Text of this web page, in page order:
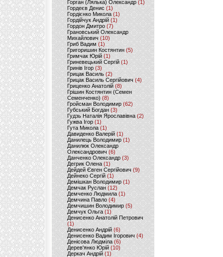
Горган (Лялька) Олександр(1)
Гордеєв Денис (1)
Гордієнко Микола (1)
Гордійчук Андрій (1)
Гордон Дмитро (7)
Грановський Олександр
Михайлович (10)
Гриб Вадим (1)
Григоришин Костянтин (5)
Гримчак Юрій(1)
Гриневецький Сергій(1)
Гринів Ігор (3)
Грицак Василь (2)
Грицак Василь Сергійович (4)
Гриценко Анатолій (8)
Грішин Костянтин (Семен
Семенченко)(8)
Гройсман Володимир(62)
Губський Богдан (3)
Гудзь Наталія Ярославівна(2)
Гужва Ігор (1)
Гута Микола (1)
Давиденко Валерій (1)
Данилець Володимир(1)
Данилюк Олександр
Олександрович (6)
Данченко Олександр (3)
Дегрик Олена(1)
Дейдей Євген Сергійович(9)
Дейнеко Сергій (1)
Демішкан Володимир(1)
Демчак Руслан (12)
Демченко Людмила (1)
Демчина Павло (4)
Демчишин Володимир (5)
Демчук Ольга(1)
Денисенко Анатолій Петрович
(1)
Денисенко Андрій (6)
Денисенко Вадим Ігорович (4)
Денісова Людміла(6)
Дерев'янко Юрій(10)
Деркач Андрій(1)